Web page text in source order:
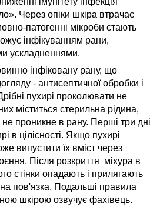
Через опіки шкіра втрачає
патогенні мікроби стають
інфікуванням рани,
ускладненнями.
інфіковану рану, що
- антисептичної обробки і
пухирі проколювати не
міститься стерильна рідина,
не проникне в рану. Перші три дні
в цілісності. Якщо пухирі
випустити їх вміст через
Після розкриття міхура в
стінки опадають і прилягають
пов'язка. Подальші правила
шкірою озвучує фахівець.